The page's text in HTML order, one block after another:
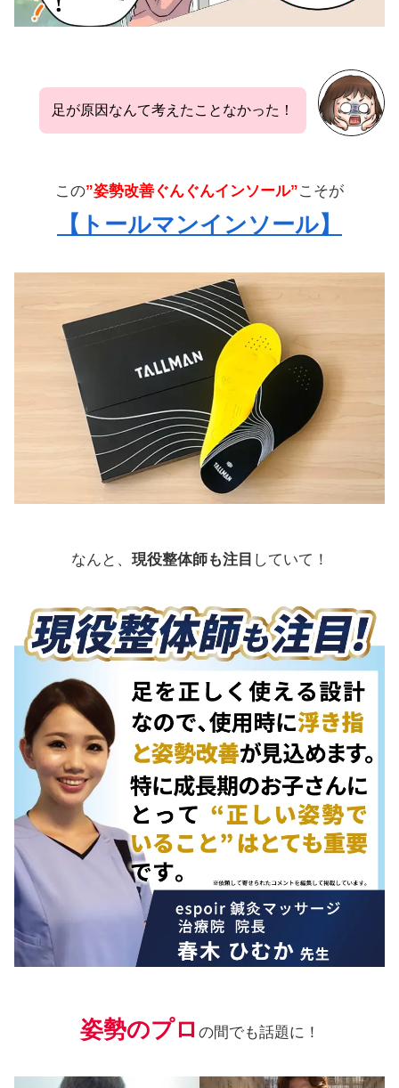
足が原因なんて考えたことなかった！
この”姿勢改善ぐんぐんインソール”こそが
【トールマンインソール】
なんと、 現役整体師も注目 していて！
姿勢のプロ の間でも話題に！